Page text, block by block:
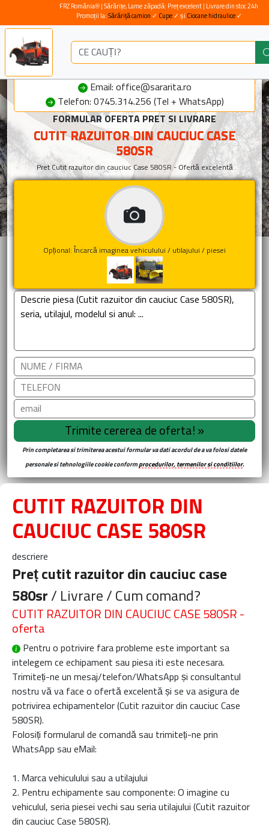
Email: office@sararita.ro
Telefon: 0745.314.256 (Tel + WhatsApp)
FORMULAR OFERTA PRET SI LIVRARE
CUTIT RAZUITOR DIN CAUCIUC CASE
580SR
Pret Cutit razuitor din cauciuc Case 580SR - Ofertă excelentă
Opțional: Încarcă imaginea vehiculului / utilajului / piesei
Prin completarea si trimiterea acestui formular va dati acordul de a va folosi datele
personale si tehnologiile cookie conformprocedurilor, termenilor si conditiilor.
CUTIT RAZUITOR DIN
CAUCIUC CASE 580SR
descriere
Preț cutit razuitor din cauciuc case
580sr / Livrare / Cum comand?
CUTIT RAZUITOR DIN CAUCIUC CASE 580SR -
oferta
Pentru o potrivire fara probleme este important sa
intelegem ce echipament sau piesa iti este necesara.
Trimiteți-ne un mesaj/telefon/WhatsApp și consultantul
nostru vă va face o ofertă excelentă și se va asigura de
potrivirea echipamentelor (Cutit razuitor din cauciuc Case
580SR).
Folosiți formularul de comandă sau trimiteți-ne prin
WhatsApp sau eMail:
1. Marca vehiculului sau a utilajului
2. Pentru echipamente sau componente: O imagine cu
vehiculul, seria piesei vechi sau seria utilajului (Cutit razuitor
din cauciuc Case 580SR).
FRZ România® | Sărărițe, Lame zăpadă: Preț excelent | Livrare din stoc 24h
Promoții la: Sărăriță camion ✓ Cupe ✓ și Ciocane hidraulice✓